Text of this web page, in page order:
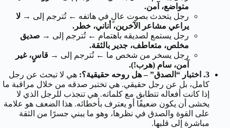
متواضع، آمن.
رجل يتحدث بصوت عالٍ في هاتفه ← تُترجم إلى → لا
يراعي مشاعر الآخرين، أناني، خطر.
رجل يستمع لصديقه باهتمام ← تُترجم إلى → صديق
مخلص، متعاطف، جدير بالثقة.
رجل يسخر من شخص ما ← تُترجم إلى → قاسٍ، غير
آمن، سام (هرب!).
3. اختبار “الصدق” – هل روحه حقيقية؟:
هي لا تبحث عن رجل
كامل، بل عن رجل حقيقي. هي تختبر صدقه من خلال مراقبة ما
إذا كانت أفعاله تتطابق مع كلماته. هي تنجذب للرجل الذي لا
يخشى أن يكون ضعيفًا أو يعترف بأخطائه. هذا الضعف هو علامة
على القوة والصدق في نظرها، وهو ما يبني جسرًا من الثقة
مباشرة إلى قلبها.